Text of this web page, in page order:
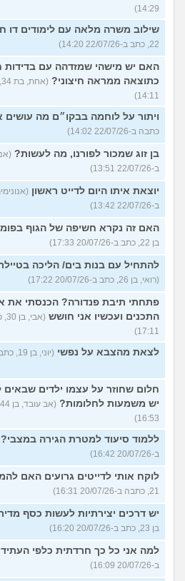
14:29)
שילוב משרה מלאה עם לימודים דו
22, כתב ב-22/07/26 14:20)
האם יש מישהי שמזדהה עם בדידות
כתוצאה ממראה חיצוני?
14:11)
ויתור על לוחמה בבקו״ם מה עושים
כתבה ב-22/07/26 14:02)
בן זוג שמכור לפורנו, מה לעשות?
ב-22/07/26 13:51)
יוצאת איתו היום לדייט ראשון
ב-22/07/26 13:42)
האם זה נקרא חשיפה של הגוף
בן 22, כתב ב-20/07/26 17:33)
להתחיל עם בנות בים/ הליכה
(רואי, בן 26, כתב ב-20/07/26 17:22)
פתחתי תיבת פנדורה? הכנסתי את
התכנים ועכשיו אני חושש
17:11)
לצאת מהצבא על נפשי (יוני, בן 19, כתב ב-20/07/26 17:02)
חלום שחוזר על עצמו ילדים
יש משמעות לחלומות?
16:53)
ללמוד סיעוד למטרת הגירה במצבי?
ב-20/07/26 16:42)
לוקח אותי לדייטים גרועים האם
21, כתבה ב-20/07/26 16:31)
יש דרכים יצירתיות לעשות כסף
בן 23, כתב ב-20/07/26 16:20)
למה אני כל כך חרדתית כלפי
ב-20/07/26 16:09)